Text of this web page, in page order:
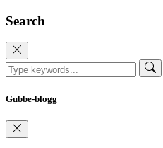
Search
Gubbe-blogg